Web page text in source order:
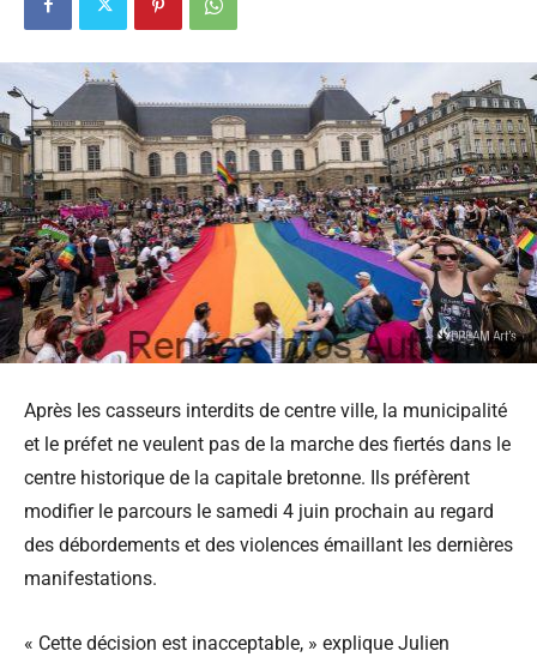
Après les casseurs interdits de centre ville, la municipalité
et le préfet ne veulent pas de la marche des fiertés dans le
centre historique de la capitale bretonne. Ils préfèrent
modifier le parcours le samedi 4 juin prochain au regard
des débordements et des violences émaillant les dernières
manifestations.
« Cette décision est inacceptable, » explique Julien